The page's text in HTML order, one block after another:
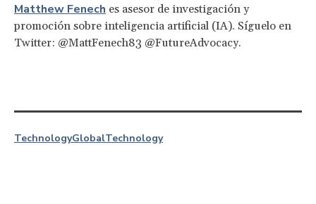
Matthew Fenech es asesor de investigación y
promoción sobre inteligencia artificial (IA). Síguelo en
Twitter: @MattFenech83 @FutureAdvocacy.
TechnologyGlobalTechnology